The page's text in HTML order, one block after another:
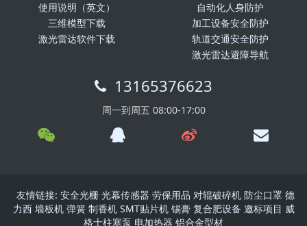
使用说明（英文）
三维模型下载
激光雷达软件下载
自动化人身防护
加工设备安全防护
轨道交通安全防护
激光雷达避障导航
13165376623
周一到周五 08:00-17:00
友情链接: 安全光栅 光幕传感器 劳保用品 对辊破碎机 防尘口罩 德
力西 墙板机 弹簧 制香机 SMT贴片机 锡膏 复合肥设备 邀标项目 威
格士柱塞泵 电加热器 铝合金型材